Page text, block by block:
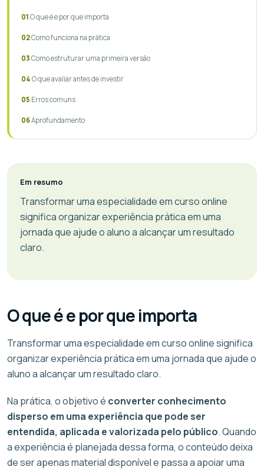
O que é e por que importa
Como funciona na prática
Como estruturar uma primeira versão
O que avaliar antes de investir
Erros comuns
Aprofundamento
Em resumo
Transformar uma especialidade em curso online
significa organizar experiência prática em uma
jornada que ajude o aluno a alcançar um resultado
claro.
O que é e por que importa
Transformar uma especialidade em curso online significa
organizar experiência prática em uma jornada que ajude o
aluno a alcançar um resultado claro.
Na prática, o objetivo é converter conhecimento
disperso em uma experiência que pode ser
entendida, aplicada e valorizada pelo público. Quando
a experiência é planejada dessa forma, o conteúdo deixa
de ser apenas material disponível e passa a apoiar uma